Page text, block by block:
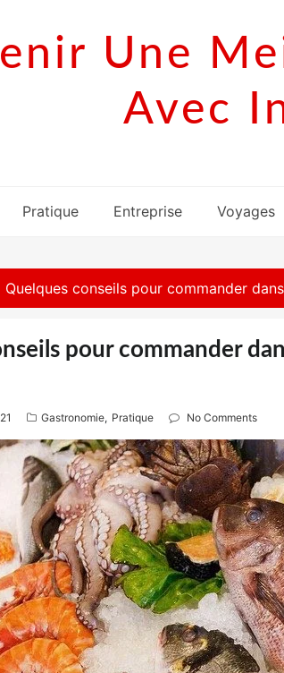
Une
Avec
Pratique Entreprise Voyages
Quelques conseils pour commander
pour commander
Gastronomie, Pratique No Comments